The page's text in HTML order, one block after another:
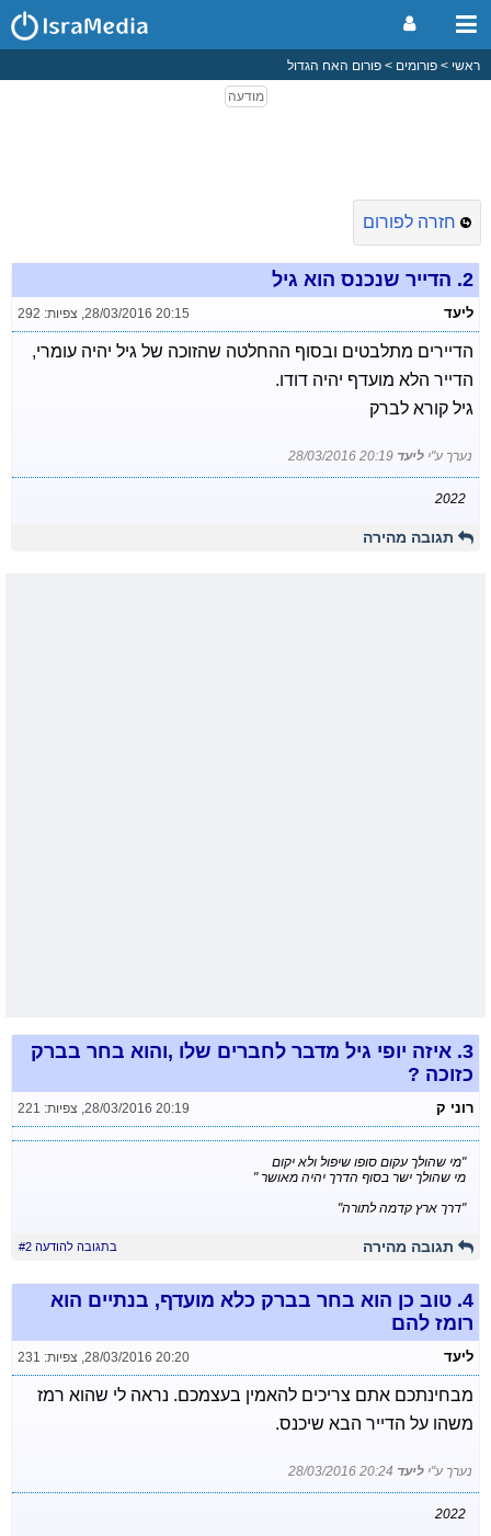
ראשי פורומים פורום האח הגדול
חזרה לפורום
2. הדייר שנכנס הוא גיל
ליעד 28/03/2016 20:15
, צפיות: 292
הדיירים מתלבטים ובסוף ההחלטה שהזוכה של גיל יהיה עומרי,
הדייר הלא מועדף יהיה דודו.
גיל קורא לברק
נערך ע"י ליעד 28/03/2016 20:19
2022
תגובה מהירה
3. איזה יופי גיל מדבר לחברים שלו ,והוא בחר בברק
כזוכה ?
רוני ק 28/03/2016 20:19
, צפיות: 221
"מי שהולך עקום סופו שיפול ולא יקום
מי שהולך ישר בסוף הדרך יהיה מאושר "
"דרך ארץ קדמה לתורה"
תגובה מהירה בתגובה להודעה #2
4. טוב כן הוא בחר בברק כלא מועדף, בנתיים הוא
רומז להם
ליעד 28/03/2016 20:20
, צפיות: 231
מבחינתכם אתם צריכים להאמין בעצמכם. נראה לי שהוא רמז
משהו על הדייר הבא שיכנס.
נערך ע"י ליעד 28/03/2016 20:24
2022